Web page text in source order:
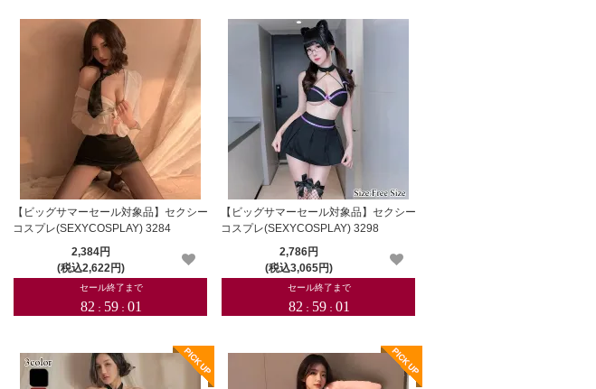
【ビッグサマーセール対象品】セクシー
コスプレ(SEXYCOSPLAY) 3284
2,384円
(税込2,622円)
【ビッグサマーセール対象品】セクシー
コスプレ(SEXYCOSPLAY) 3298
2,786円
(税込3,065円)